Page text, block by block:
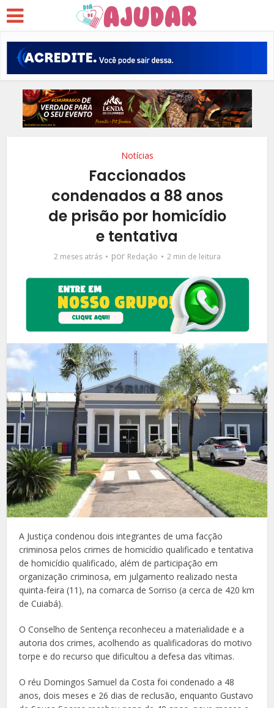
Notícias
Faccionados
condenados a 88 anos
de prisão por homicídio
e tentativa
2 meses atrás por Redação 2 min de leitura
A Justiça condenou dois integrantes de uma facção
criminosa pelos crimes de homicídio qualificado e tentativa
de homicídio qualificado, além de participação em
organização criminosa, em julgamento realizado nesta
quinta-feira (11), na comarca de Sorriso (a cerca de 420 km
de Cuiabá).
O Conselho de Sentença reconheceu a materialidade e a
autoria dos crimes, acolhendo as qualificadoras do motivo
torpe e do recurso que dificultou a defesa das vítimas.
O réu Domingos Samuel da Costa foi condenado a 48
anos, dois meses e 26 dias de reclusão, enquanto Gustavo